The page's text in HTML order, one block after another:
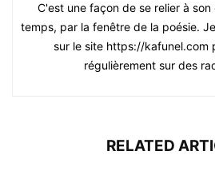
C'est une façon de se relier à
temps, par la fenêtre de la poésie.
sur le site https://kafunel.com
régulièrement sur des
RELATED